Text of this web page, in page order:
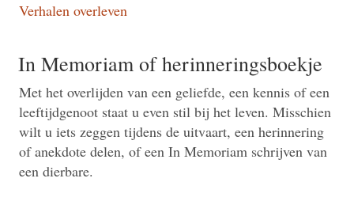
Verhalen overleven
In Memoriam of herinneringsboekje
Met het overlijden van een geliefde, een kennis of een
leeftijdgenoot staat u even stil bij het leven. Misschien
wilt u iets zeggen tijdens de uitvaart, een herinnering
of anekdote delen, of een In Memoriam schrijven van
een dierbare.